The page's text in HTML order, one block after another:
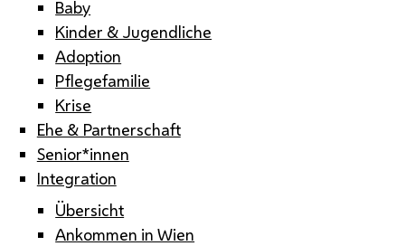
Baby
Kinder & Jugendliche
Adoption
Pflegefamilie
Krise
Ehe & Partnerschaft
Senior*innen
Integration
Übersicht
Ankommen in Wien